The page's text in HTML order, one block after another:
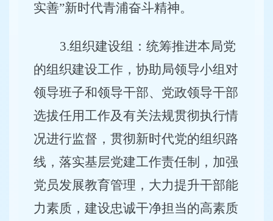
实善”新时代青浦奋斗精神。
3.组织建设组：统筹推进本局党
的组织建设工作，协助局领导小组对
领导班子和领导干部、党政领导干部
选拔任用工作及有关法规贯彻执行情
况进行监督，贯彻新时代党的组织路
线，落实基层党建工作责任制，加强
党员发展教育管理，大力提升干部能
力素质，建设忠诚干净担当的高素质